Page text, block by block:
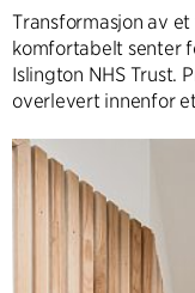
Transformasjon av
komfortabelt senter
Islington NHS Trust.
overlevert innenfor